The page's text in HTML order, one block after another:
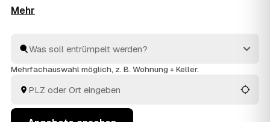
Sie mit AWL schnell den richtigen Partner. Eine kurze
Bad BibraundBad Sulza. Vom Ausräumen über die
fachgerechte Entsorgung bis zur besenreinen Übergabe
Sie am meisten Sinn ergibt.
Mehrfachauswahl möglich, z. B. Wohnung + Keller.